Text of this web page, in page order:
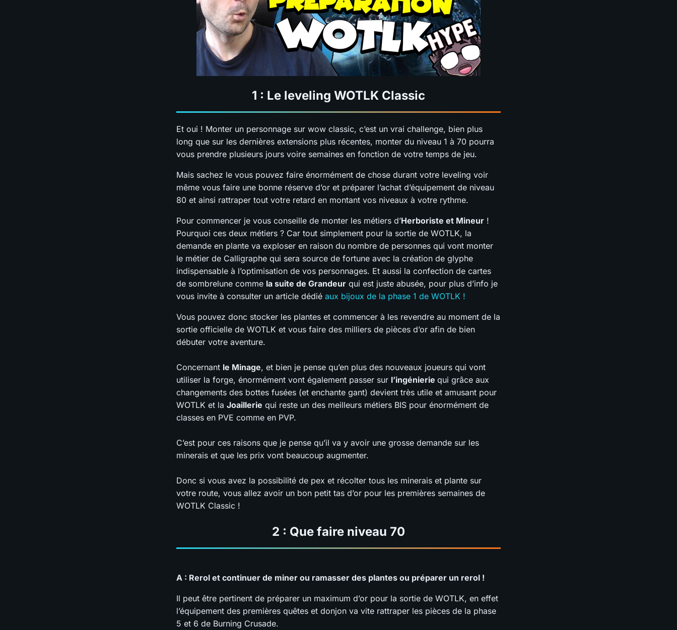
1 : Le leveling WOTLK Classic
Et oui ! Monter un personnage sur wow classic, c’est un vrai challenge, bien plus
long que sur les dernières extensions plus récentes, monter du niveau 1 à 70 pourra
vous prendre plusieurs jours voire semaines en fonction de votre temps de jeu.
Mais sachez le vous pouvez faire énormément de chose durant votre leveling voir
même vous faire une bonne réserve d’or et préparer l’achat d’équipement de niveau
80 et ainsi rattraper tout votre retard en montant vos niveaux à votre rythme.
Pour commencer je vous conseille de monter les métiers d’Herboriste et Mineur !
Pourquoi ces deux métiers ? Car tout simplement pour la sortie de WOTLK, la
demande en plante va exploser en raison du nombre de personnes qui vont monter
le métier de Calligraphe qui sera source de fortune avec la création de glyphe
indispensable à l’optimisation de vos personnages. Et aussi la confection de cartes
de sombrelune comme la suite de Grandeur qui est juste abusée, pour plus d’info je
vous invite à consulter un article dédié aux bijoux de la phase 1 de WOTLK !
Vous pouvez donc stocker les plantes et commencer à les revendre au moment de la
sortie officielle de WOTLK et vous faire des milliers de pièces d’or afin de bien
débuter votre aventure.
Concernant le Minage, et bien je pense qu’en plus des nouveaux joueurs qui vont
utiliser la forge, énormément vont également passer sur l’ingénierie qui grâce aux
changements des bottes fusées (et enchante gant) devient très utile et amusant pour
WOTLK et la Joaillerie qui reste un des meilleurs métiers BIS pour énormément de
classes en PVE comme en PVP.
C’est pour ces raisons que je pense qu’il va y avoir une grosse demande sur les
minerais et que les prix vont beaucoup augmenter.
Donc si vous avez la possibilité de pex et récolter tous les minerais et plante sur
votre route, vous allez avoir un bon petit tas d’or pour les premières semaines de
WOTLK Classic !
2 : Que faire niveau 70
A : Rerol et continuer de miner ou ramasser des plantes ou préparer un rerol !
Il peut être pertinent de préparer un maximum d’or pour la sortie de WOTLK, en effet
l’équipement des premières quêtes et donjon va vite rattraper les pièces de la phase
5 et 6 de Burning Crusade.